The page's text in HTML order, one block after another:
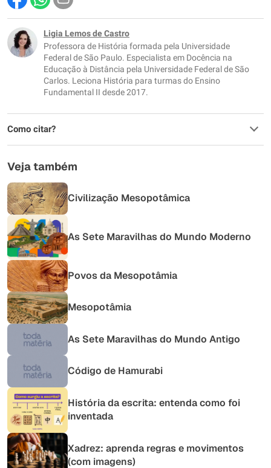
Este conteúdo contém informação incorreta
Este conteúdo não tem a informação que procuro
Outro
Ligia Lemos de Castro
Professora de História formada pela Universidade
Federal de São Paulo. Especialista em Docência na
Educação à Distância pela Universidade Federal de São
Carlos. Leciona História para turmas do Ensino
Fundamental II desde 2017.
Como citar?
Veja também
Civilização Mesopotâmica
As Sete Maravilhas do Mundo Moderno
Povos da Mesopotâmia
Mesopotâmia
As Sete Maravilhas do Mundo Antigo
Código de Hamurabi
História da escrita: entenda como foi
inventada
Xadrez: aprenda regras e movimentos
(com imagens)